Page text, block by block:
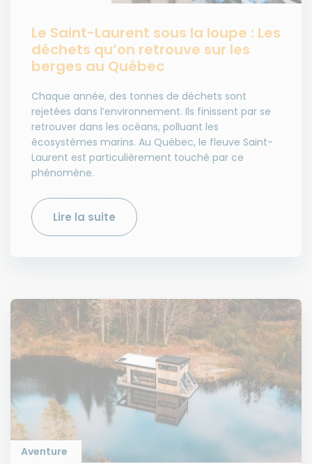
Le Saint-Laurent sous la loupe : Les
déchets qu’on retrouve sur les
berges au Québec
Chaque année, des tonnes de déchets sont
rejetées dans l’environnement. Ils finissent par se
retrouver dans les océans, polluant les
écosystèmes marins. Au Québec, le fleuve Saint-
Laurent est particulièrement touché par ce
phénomène.
Lire la suite
Aventure